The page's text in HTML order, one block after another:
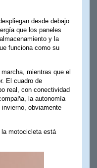
desde debajo
que los paneles
y la
funciona como su
mientras que el
El cuadro de
real, con conectividad
la autonomía
obviamente
la motocicleta está